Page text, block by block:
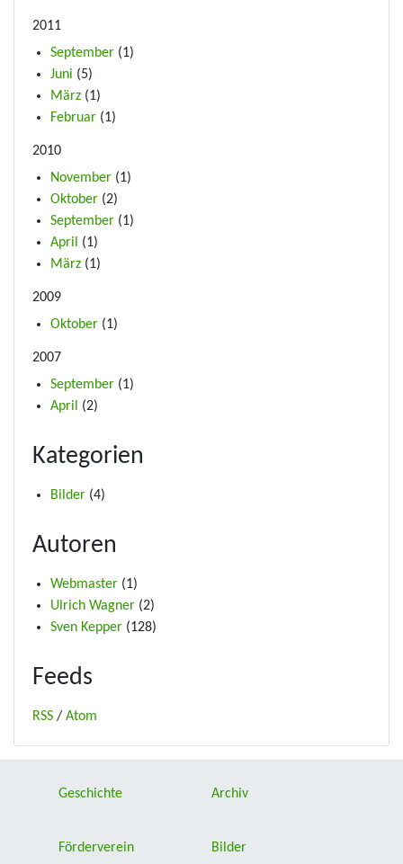
2011
September (1)
Juni (5)
März (1)
Februar (1)
2010
November (1)
Oktober (2)
September (1)
April
(1)
März (1)
2009
Oktober (1)
2007
September (1)
April
(2)
Kategorien
Bilder (4)
Autoren
Webmaster (1)
Ulrich Wagner (2)
Sven Kepper (128)
Feeds
RSS / Atom
Geschichte Archiv
Förderverein Bilder